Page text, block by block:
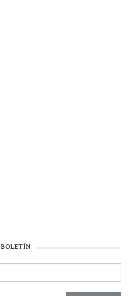
BOLETÍN